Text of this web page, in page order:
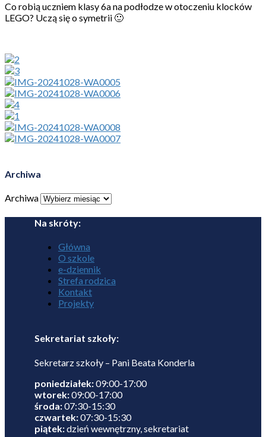
Co robią uczniem klasy 6a na podłodze w otoczeniu klocków
LEGO? Uczą się o symetrii 🙂
Archiwa
Archiwa
Na skróty:
Główna
O szkole
e-dziennik
Strefa rodzica
Kontakt
Projekty
Sekretariat szkoły:
Sekretarz szkoły – Pani Beata Konderla
poniedziałek:09:00-17:00
wtorek:09:00-17:00
środa:07:30-15:30
czwartek:07:30-15:30
piątek:dzień wewnętrzny, sekretariat